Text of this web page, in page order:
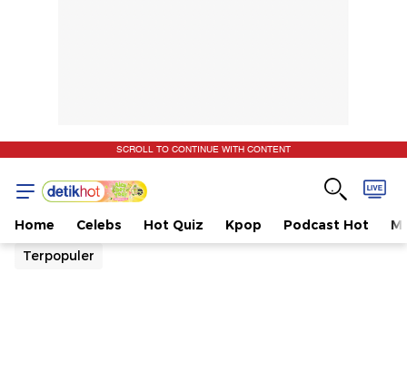
SCROLL TO CONTINUE WITH CONTENT
Home Celebs Hot Quiz Kpop Podcast Hot
Terpopuler